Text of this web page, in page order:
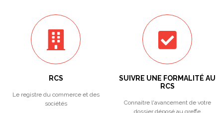
RCS
Le registre du commerce et des
sociétés
SUIVRE UNE FORMALITÉ AU
RCS
Connaitre l'avancement de votre
dossier déposé au greffe